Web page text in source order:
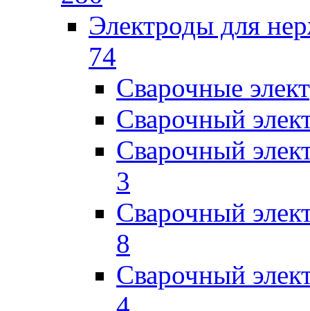
Электроды для
74
Сварочные
Сварочный
Сварочный
3
Сварочный
8
Сварочный